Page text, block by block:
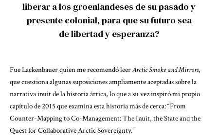
liberar a los groenlandeses de su pasado y
presente colonial, para que su futuro sea
de libertad y esperanza?
Fue Lackenbauer quien me recomendó leerArctic Smoke and Mirrors,
que cuestiona algunas suposiciones ampliamente aceptadas sobre la
narrativa inuit de la historia ártica, lo que a su vez inspiró mi propio
capítulo de 2015 que examina esta historia más de cerca: “From
Counter-Mapping to Co-Management: The Inuit, the State and the
Quest for Collaborative Arctic Sovereignty.”